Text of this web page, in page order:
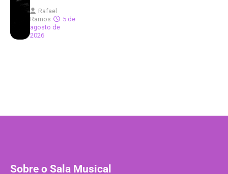
Rafael
Ramos
5 de
agosto de
2026
Sobre o Sala Musical